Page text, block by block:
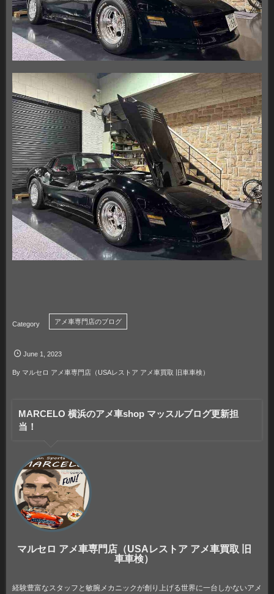
アメ車専門店のブログ
June 1 ,2023
By マルセロ アメ車専門店（USAレストア アメ車買取 旧車車検）
MARCELO 横浜のアメ車shop マッスルブログ更新担
当！
マルセロ アメ車専門店（USAレストア アメ車買取 旧
車車検）
経験豊富なスタッフと敏腕メカニックが創り上げる世界に一台しかないアメ